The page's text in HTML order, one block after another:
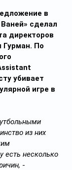
в
сделал
директоров
Гурман. По
убивает
игре в
из них
есть несколько
-